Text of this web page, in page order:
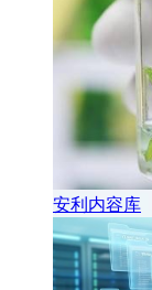
安利内容库